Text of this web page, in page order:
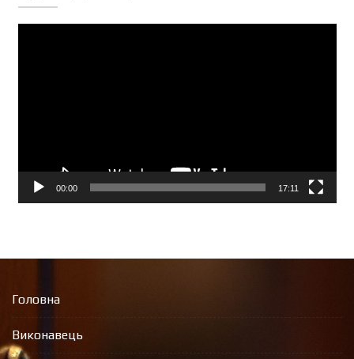
00:00 17:11
Головна
Виконавець